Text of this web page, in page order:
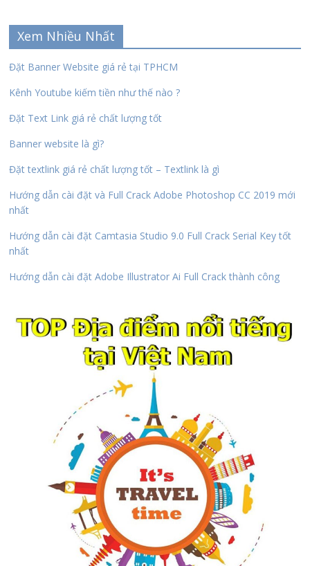
Xem Nhiều Nhất
Đặt Banner Website giá rẻ tại TPHCM
Kênh Youtube kiếm tiền như thế nào ?
Đặt Text Link giá rẻ chất lượng tốt
Banner website là gì?
Đặt textlink giá rẻ chất lượng tốt – Textlink là gì
Hướng dẫn cài đặt và Full Crack Adobe Photoshop CC 2019 mới
nhất
Hướng dẫn cài đặt Camtasia Studio 9.0 Full Crack Serial Key tốt
nhất
Hướng dẫn cài đặt Adobe Illustrator Ai Full Crack thành công